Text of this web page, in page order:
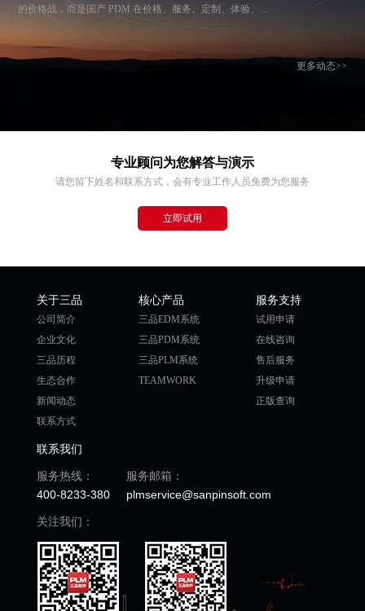
的价格战，而是国产 PDM 在价格、服务、定制、体验、…
更多动态>>
专业顾问为您解答与演示
请您留下姓名和联系方式，会有专业工作人员免费为您服务
立即试用
关于三品
公司简介
企业文化
三品历程
生态合作
新闻动态
联系方式
核心产品
三品EDM系统
三品PDM系统
三品PLM系统
TEAMWORK
服务支持
试用申请
在线咨询
售后服务
升级申请
正版查询
联系我们
服务热线：
400-8233-380
服务邮箱：
plmservice@sanpinsoft.com
关注我们：